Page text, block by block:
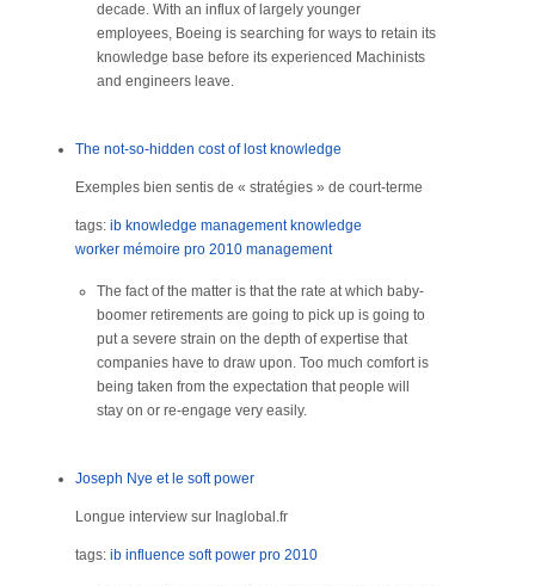
decade. With an influx of largely younger
employees, Boeing is searching for ways to retain its
knowledge base before its experienced Machinists
and engineers leave.
The not-so-hidden cost of lost knowledge
Exemples bien sentis de « stratégies » de court-terme
tags: ib knowledge management knowledge
worker mémoire pro 2010 management
The fact of the matter is that the rate at which baby-
boomer retirements are going to pick up is going to
put a severe strain on the depth of expertise that
companies have to draw upon. Too much comfort is
being taken from the expectation that people will
stay on or re-engage very easily.
Joseph Nye et le soft power
Longue interview sur Inaglobal.fr
tags: ib influence soft power pro 2010